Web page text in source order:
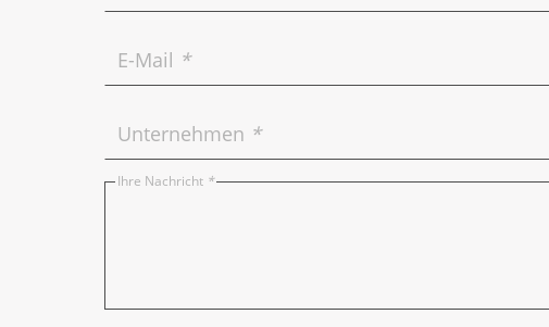
E-Mail *
Unternehmen *
Ihre Nachricht *